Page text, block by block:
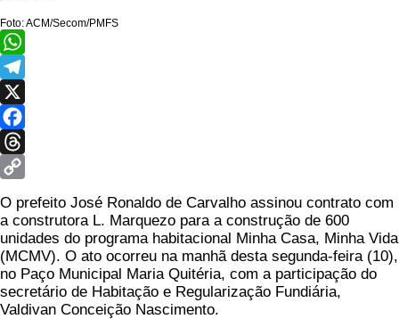
Foto: ACM/Secom/PMFS
WhatsApp
Telegram
X
Facebook
Threads
Link
O prefeito José Ronaldo de Carvalho assinou contrato com
a construtora L. Marquezo para a construção de 600
unidades do programa habitacional Minha Casa, Minha Vida
(MCMV). O ato ocorreu na manhã desta segunda-feira (10),
no Paço Municipal Maria Quitéria, com a participação do
secretário de Habitação e Regularização Fundiária,
Valdivan Conceição Nascimento.